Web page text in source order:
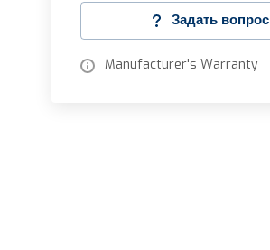
Задать вопрос
Manufacturer's Warranty